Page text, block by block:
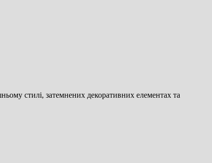
стилі, затемнених декоративних елементах та